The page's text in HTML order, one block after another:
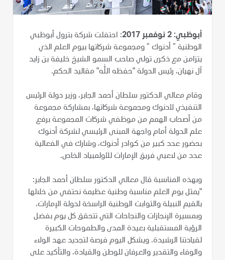
أبوظبي: 2 نوفمبر 2017
: احتفلت شركة بترول أبوظبي
الوطنية ” أدنوك ” ومجموعة شركاتها بيوم العلم الذي
يتزامن مع ذكرى تولي صاحب السمو الشيخ خليفة بن زايد
آل نهيان، رئيس الدولة "حفظه الله" مقاليد الحكم.
وقام معالي الدكتور سلطان أحمد الجابر، وزير دولة الرئيس
التنفيذي لأدنوك ومجموعة شركاتها، بمشاركة مجموعة
من أصحاب الهمم من موظفي شركات المجموعة برفع
علم الدولة أمام واجهة المبنى الرئيسي لشركة أدنوك
بحضور عدد كبير من كوادر أدنوك، وشارك في الفعالية
عدد من لاعبي فريق الإمارات للأولمبياد الخاص.
وبهذه المناسبة قال معالي الدكتور سلطان أحمد الجابر:
"يمثل يوم العلم مناسبة وطنية عظيمة نحتفي من خلالها
بالقيم النبيلة والثوابت الوطنية الراسخة لدولة الإمارات،
وبمسيرة الإنجازات والنجاحات التي تتحقق كل يوم بفضل
الرؤية المستقبلية بعيدة المدى والطموحات الكبيرة
لقيادتنا الرشيدة. ويشكل اليوم فرصة لتجديد عهد الولاء
والوفاء والتقدير والعرفان للوطن والقيادة، والتأكيد على